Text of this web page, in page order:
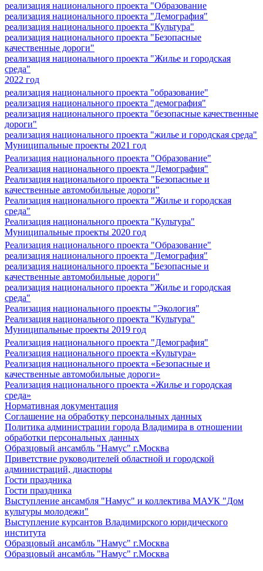
реализация национального проекта "Образование
реализация национального проекта "Демография"
реализация национального проекта "Культура"
реализация национального проекта "Безопасные
качественные дороги"
реализация национального проекта "Жилье и городская
среда"
2022 год
реализация национального проекта "образование"
реализация национального проекта "демография"
реализация национального проекта "безопасные качественные
дороги"
реализация национального проекта "жилье и городская среда"
Муниципальные проекты 2021 год
Реализация национального проекта "Образование"
Реализация национального проекта "Демография"
Реализация национального проекта "Безопасные и
качественные автомобильные дороги"
Реализация национального проекта "Жилье и городская
среда"
Реализация национального проекта "Культура"
Муниципальные проекты 2020 год
Реализация национального проекта "Образование"
реализация национального проекта "Демография"
реализация национального проекта "Безопасные и
качественные автомобильные дороги"
реализация национального проекта "Жилье и городская
среда"
Реализация национального проекты "Экология"
Реализация национального проекта "Культура"
Муниципальные проекты 2019 год
Реализация национального проекта "Демография"
Реализация национального проекта «Культура»
Реализация национального проекта «Безопасные и
качественные автомобильные дороги»
Реализация национального проекта «Жилье и городская
среда»
Нормативная документация
Соглашение на обработку персональных данных
Политика администрации города Владимира в отношении
обработки персональных данных
Образцовый ансамбль "Намус" г.Москва
Приветствие руководителей областной и городской
администраций, диаспоры
Гости праздника
Гости праздника
Выступление ансамбля "Намус" и коллектива МАУК "Дом
культуры молодежи"
Выступление курсантов Владимирского юридического
института
Образцовый ансамбль "Намус" г.Москва
Образцовый ансамбль "Намус" г.Москва